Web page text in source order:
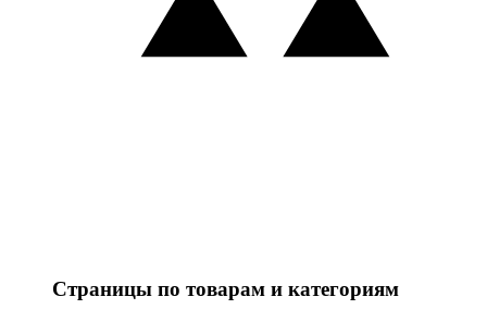
Страницы по товарам и категориям